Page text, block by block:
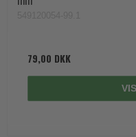
79,00 DKK